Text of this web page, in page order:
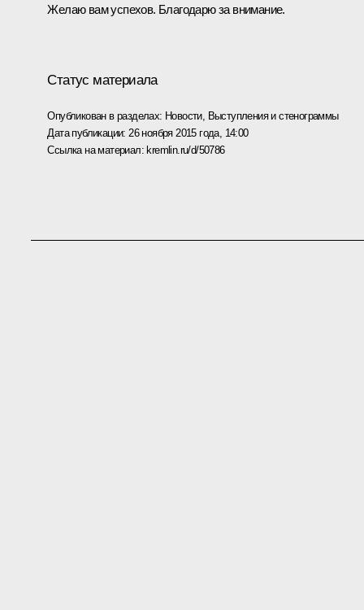
Желаю вам успехов. Благодарю за внимание.
Статус материала
Опубликован в разделах: Новости, Выступления и стенограммы
Дата публикации: 26 ноября 2015 года, 14:00
Ссылка на материал: kremlin.ru/d/50786